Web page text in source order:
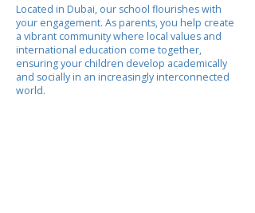
Located in Dubai, our school flourishes with
your engagement. As parents, you help create
a vibrant community where local values and
international education come together,
ensuring your children develop academically
and socially in an increasingly interconnected
world.